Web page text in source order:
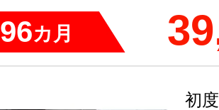
96カ月
初